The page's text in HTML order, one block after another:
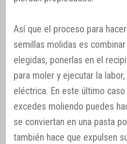
Así que el proceso para
semillas molidas es
elegidas, ponerlas en el
para moler y ejecutar la
eléctrica. En este último
excedes moliendo puedes
se conviertan en una pasta
también hace que expulsen